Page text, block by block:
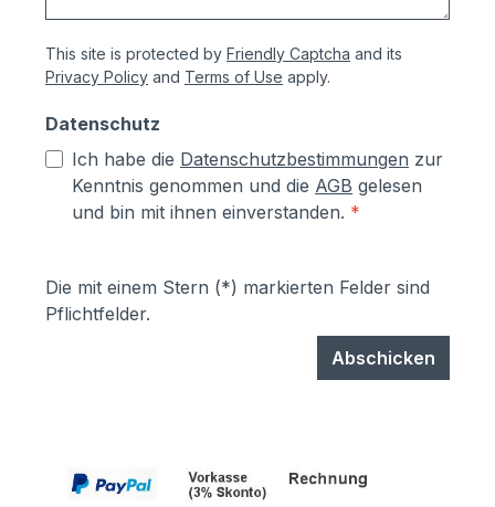
This site is protected by Friendly Captcha and its
Privacy Policy and Terms of Use apply.
Datenschutz
Ich habe die Datenschutzbestimmungen zur
Kenntnis genommen und die AGB gelesen
und bin mit ihnen einverstanden. *
Die mit einem Stern (*) markierten Felder sind
Pflichtfelder.
Abschicken